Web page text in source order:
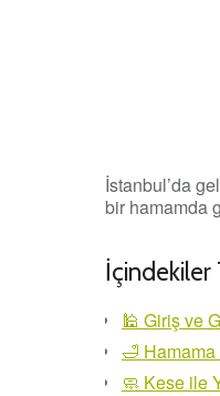
İstanbul’da
bir hamamda
İçindekiler
🕌 Giriş ve
🛁
🧼 Kese ile